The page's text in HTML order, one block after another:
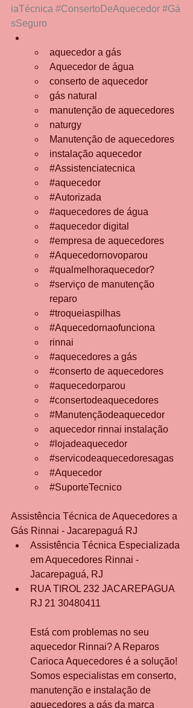
iaTécnica #ConsertoDeAquecedor #Gá
sSeguro
aquecedor a gás
Aquecedor de água
conserto de aquecedor
gás natural
manutenção de aquecedores
naturgy
Manutenção de aquecedores
instalação aquecedor
#Assistenciatecnica
#aquecedor
#Autorizada
#aquecedores de água
#aquecedor digital
#empresa de aquecedores
#Aquecedornovoparou
#qualmelhoraquecedor?
#serviço de manutenção
reparo
#troqueiaspilhas
#Aquecedornaofunciona
rinnai
#aquecedores a gás
#conserto de aquecedores
#aquecedorparou
#consertodeaquecedores
#Manutençãodeaquecedor
aquecedor rinnai instalação
#lojadeaquecedor
#servicodeaquecedoresagas
#Aquecedor
#SuporteTecnico
Assistência Técnica de Aquecedores a
Gás Rinnai - Jacarepaguá RJ
Assistência Técnica Especializada
em Aquecedores Rinnai -
Jacarepaguá, RJ
RUA TIROL 232 JACAREPAGUA
RJ 21 30480411
Está com problemas no seu
aquecedor Rinnai? A Reparos
Carioca Aquecedores é a solução!
Somos especialistas em conserto,
manutenção e instalação de
aquecedores a gás da marca